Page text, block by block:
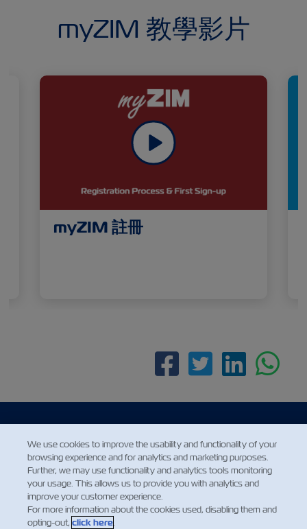
myZIM 教學影片
myZIM 註冊
Facebook
Twitter
新聞
We use cookies to improve the usability and functionality of your
browsing experience and for analytics and marketing purposes.
Further, we may use functionality and analytics tools monitoring
your usage. This allows us to provide you with analytics and
improve your customer experience.
For more information about the cookies used, disabling them and
opting-out, click here.